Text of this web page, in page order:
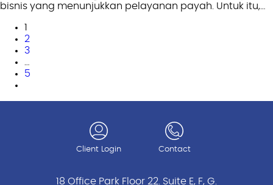
bisnis yang menunjukkan pelayanan payah. Untuk itu,…
1
2
3
5
Client Login Contact
18 Office Park Floor 22. Suite E, F, G.